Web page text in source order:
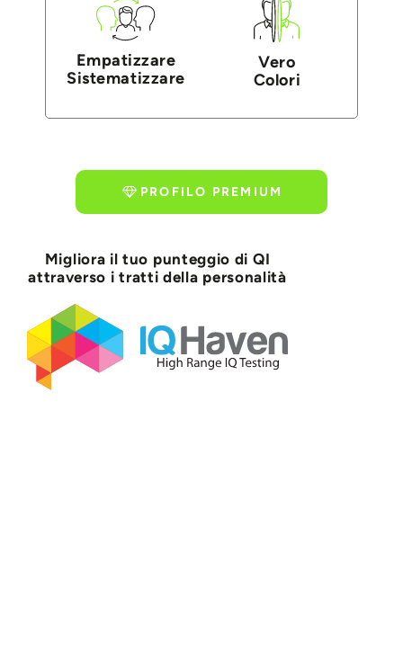
Empatizzare
Sistematizzare
Vero
Colori
PROFILO PREMIUM
Migliora il tuo punteggio di QI
attraverso i tratti della personalità